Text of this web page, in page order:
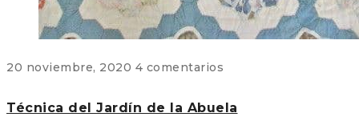
20 noviembre, 2020 4 comentarios
Técnica del Jardín de la Abuela